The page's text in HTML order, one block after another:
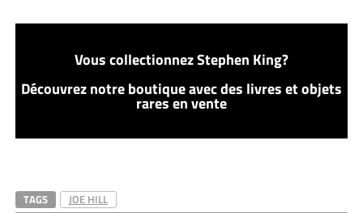
Vous collectionnez Stephen King?
Découvrez notre boutique avec des livres et objets
rares en vente
TAGS JOE HILL